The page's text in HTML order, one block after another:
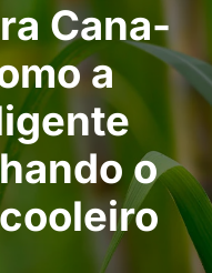
Cana-
a
o